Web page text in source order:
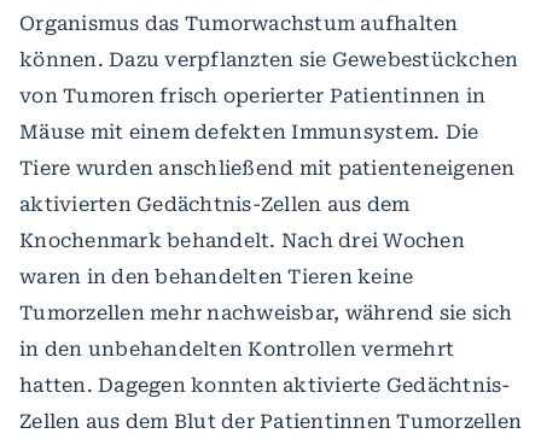
Organismus das Tumorwachstum aufhalten
können. Dazu verpflanzten sie Gewebestückchen
von Tumoren frisch operierter Patientinnen in
Mäuse mit einem defekten Immunsystem. Die
Tiere wurden anschließend mit patienteneigenen
aktivierten Gedächtnis-Zellen aus dem
Knochenmark behandelt. Nach drei Wochen
waren in den behandelten Tieren keine
Tumorzellen mehr nachweisbar, während sie sich
in den unbehandelten Kontrollen vermehrt
hatten. Dagegen konnten aktivierte Gedächtnis-
Zellen aus dem Blut der Patientinnen Tumorzellen